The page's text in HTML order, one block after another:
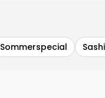
Sommerspecial